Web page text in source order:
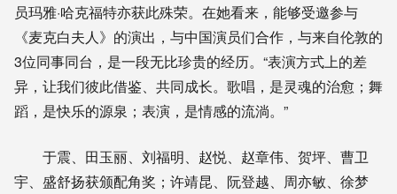
员玛雅·哈克福特亦获此殊荣。在她看来，能够受邀参与
《麦克白夫人》的演出，与中国演员们合作，与来自伦敦的
3位同事同台，是一段无比珍贵的经历。“表演方式上的差
异，让我们彼此借鉴、共同成长。歌唱，是灵魂的治愈；舞
蹈，是快乐的源泉；表演，是情感的流淌。”
于震、田玉丽、刘福明、赵悦、赵章伟、贺坪、曹卫
宇、盛舒扬获颁配角奖；许靖昆、阮登越、周亦敏、徐梦